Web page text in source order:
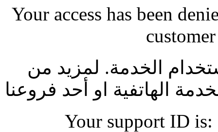
Your access has been
الخدمة. لمزيد من
الهاتفية او أحد فروعنا
Your support ID is: